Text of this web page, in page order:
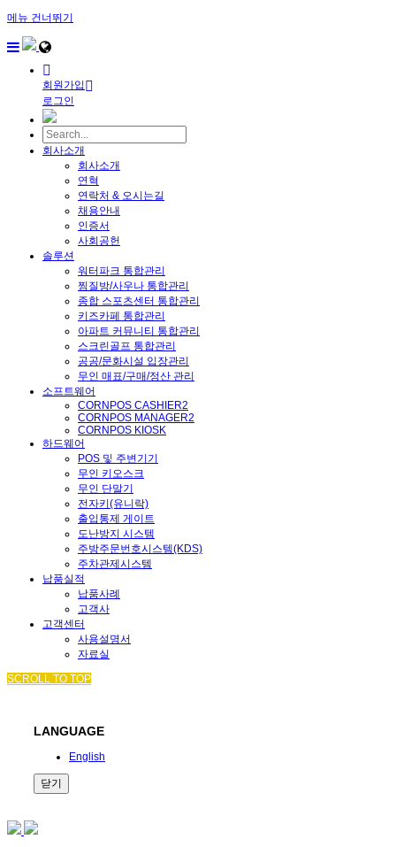
메뉴 건너뛰기
회원가입
로그인
회사소개
회사소개
연혁
연락처 & 오시는길
채용안내
인증서
사회공헌
솔루션
워터파크 통합관리
찜질방/사우나 통합관리
종합 스포츠센터 통합관리
키즈카페 통합관리
아파트 커뮤니티 통합관리
스크린골프 통합관리
공공/문화시설 입장관리
무인 매표/구매/정산 관리
소프트웨어
CORNPOS CASHIER2
CORNPOS MANAGER2
CORNPOS KIOSK
하드웨어
POS 및 주변기기
무인 키오스크
무인 단말기
전자키(유니락)
출입통제 게이트
도난방지 시스템
주방주문번호시스템(KDS)
주차관제시스템
납품실적
납품사례
고객사
고객센터
사용설명서
자료실
SCROLL TO TOP
LANGUAGE
English
닫기